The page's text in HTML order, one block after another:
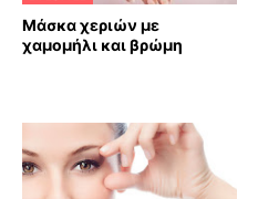
Mάσκα χεριών με
χαμομήλι και βρώμη